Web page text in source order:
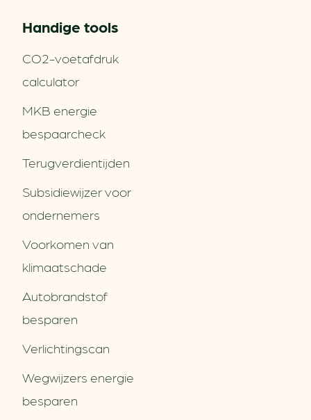
Handige tools
CO2-voetafdruk
calculator
MKB energie
bespaarcheck
Terugverdien­tijden
Subsidiewijzer voor
ondernemers
Voorkomen van
klimaatschade
Autobrandstof
besparen
Verlichtingscan
Wegwijzers energie
besparen